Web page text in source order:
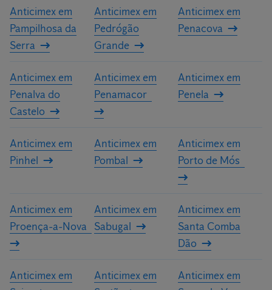
Anticimex em
Pampilhosa da
Serra
Anticimex em
Pedrógão
Grande
Anticimex em
Penacova
Anticimex em
Penalva do
Castelo
Anticimex em
Penamacor
Anticimex em
Penela
Anticimex em
Pinhel
Anticimex em
Pombal
Anticimex em
Porto de Mós
Anticimex em
Proença-a-Nova
Anticimex em
Sabugal
Anticimex em
Santa Comba
Dão
Anticimex em
Anticimex em
Anticimex em